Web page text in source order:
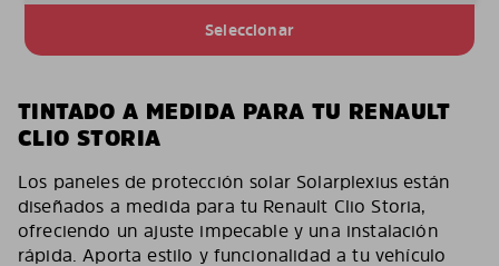
Seleccionar
TINTADO A MEDIDA PARA TU RENAULT
CLIO STORIA
Los paneles de protección solar Solarplexius están
diseñados a medida para tu Renault Clio Storia,
ofreciendo un ajuste impecable y una instalación
rápida. Aporta estilo y funcionalidad a tu vehículo